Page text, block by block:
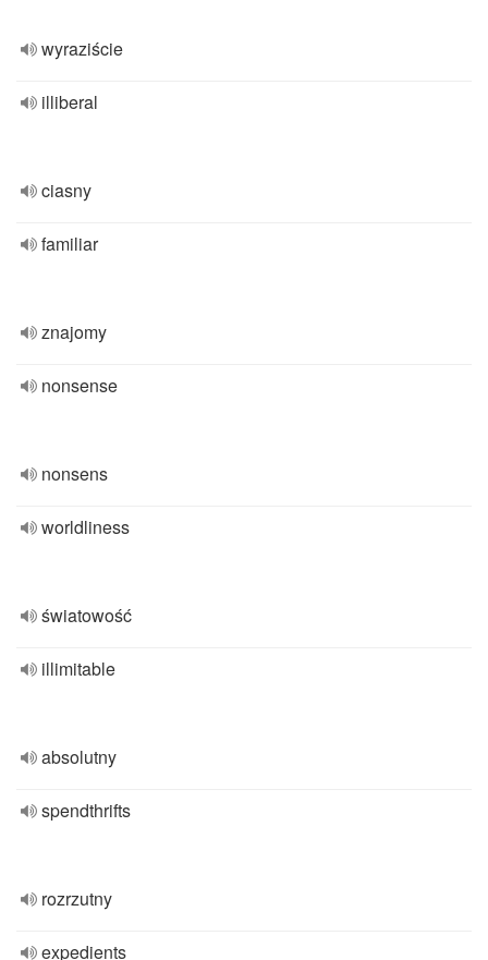
wyraziście
illiberal
ciasny
familiar
znajomy
nonsense
nonsens
worldliness
światowość
illimitable
absolutny
spendthrifts
rozrzutny
expedients